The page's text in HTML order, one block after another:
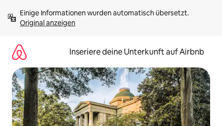
Inhalten
springenOriginal anzeigen
Inseriere deine Unterkunft auf Airbnb